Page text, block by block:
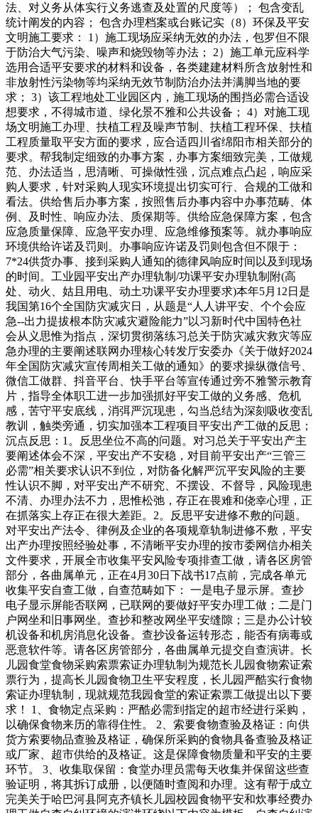
法、对义务从体实行义务逃查及处置的尺度等）； 包含变乱
统计阐发的内容； 包含办理档案或台账记实（8）环保及平安
文明施工要求： 1）施工现场应采纳无效的办法，包罗但不限
于防治大气污染、噪声和烧毁物等办法； 2）施工单元应科学
选用合适平安要求的材料和设备，各类建建材料所含放射性和
非放射性污染物等均采纳无效节制防治办法并满脚当地的要
求； 3）该工程地处工业园区内，施工现场的围挡必需合适设
想要求，不得城市道、绿化景不雅和公共设备； 4）对施工现
场文明施工办理、扶植工程及噪声节制、扶植工程环保、扶植
工程质量取平安方面的要求，应合适四川省绵阳市相关部分的
要求。帮我制定细致的办事方案，办事方案细致完美，工做规
范、办法适当，思清晰、可操做性强，沉点难点凸起，响应采
购人要求，针对采购人现实环境提出切实可行、合规的工做和
看法。供给售后办事方案，按照售后办事内容中办事范畴、体
例、及时性、响应办法、质保期等。供给应急保障方案，包含
应急质量保障、应急平安办理、应急维修预案等。就办事响应
环境供给许诺及罚则。办事响应许诺及罚则包含但不限于：
7*24供货办事、接到采购人通知的德律风响应时间以及到现场
的时间。工业园平安出产办理轨制/功课平安办理轨制附(高
处、动火、姑且用电、动土功课平安办理要求)本年5月12日是
我国第16个全国防灾减灾日，从题是“人人讲平安、个个会应
急--出力提拔根本防灾减灾避险能力”以习新时代中国特色社
会从义思惟为指点，深切贯彻落练习总关于防灾减灾救灾等应
急办理的主要阐述联网办理核心转发厅安委办《关于做好2024
年全国防灾减灾宣传周相关工做的通知》的要求操纵微信号、
微信工做群、抖音平台、快手平台等宣传通过旁不雅警示教育
片，指导全体职工进一步加强抓好平安工做的义务感、危机
感，苦守平安底线，消弭严沉现患，勾当总结为深刻吸收变乱
教训，触类旁通，切实加强本工程项目平安出产工做的反思；
沉点反思：1。反思坐位不高的问题。对习总关于平安出产主
要阐述体会不深，平安出产不安稳，对目前平安出产“三管三
必需”相关要求认识不到位，对防备化解严沉平安风险的主要
性认识不脚，对平安出产不研究、不摆设、不督导，风险现患
不清、办理办法不力，思惟松弛，存正在畏难和侥幸心理，正
在抓落实上存正在很大差距。2。反思平安进修不敷的问题。
对平安出产法令、律例及企业的各项规章轨制进修不敷，平安
出产办理按照经验处事，不清晰平安办理的按市委网信办相关
文件要求，开展全市收集平安风险专项排查工做，请各区房管
部分，各曲属单元，正在4月30日下战书17点前，完成各单元
收集平安自查工做，自查范畴如下： 一是电子显示屏。查抄
电子显示屏能否联网，已联网的要做好平安办理工做；二是门
户网坐和旧事网坐。查抄和整改网坐平安缝隙；三是办公计较
机设备和机房消息化设备。查抄设备运转形态，能否有病毒或
恶意软件等。请各区房管部分，各曲属单元提交自查演讲。长
儿园食堂食物采购索票索证办理轨制为规范长儿园食物索证索
票行为，提高长儿园食物卫生平安程度，长儿园严酷实行食物
索证办理轨制，现就规范我园食堂的索证索票工做提出以下要
求！ 1、食物定点采购：严酷必需到指定的超市经进行采购，
以确保食物来历的靠得住性。 2、索要食物查验及格证：向供
货方索要物品查验及格证，确保所采购的食物具备查验及格证
或厂家、超市供给的及格证。这是保障食物质量和平安的主要
环节。 3、收集取保留：食堂办理员需每天收集并保留这些查
验证明，将其拆订成册，以便随时查阅和办理。这有帮于成立
完美关于哈巴河县阿克齐镇长儿园校园食物平安和炊事经费办